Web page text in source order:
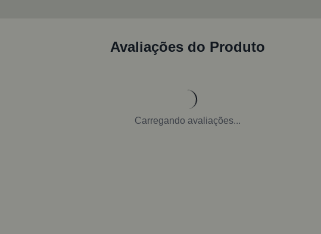
Avaliações do Produto
Carregando avaliações...